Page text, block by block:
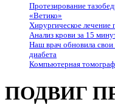
Протезирование
«Ветико»
Хирургическое лечение
Анализ крови за 15
Наш врач обновила
диабета
Компьютерная
ПОДВИГ